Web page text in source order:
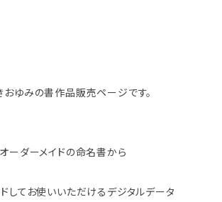
おゆみの書作品販売ページです。
オーダーメイドの命名書から
してお使いいただけるデジタルデータ